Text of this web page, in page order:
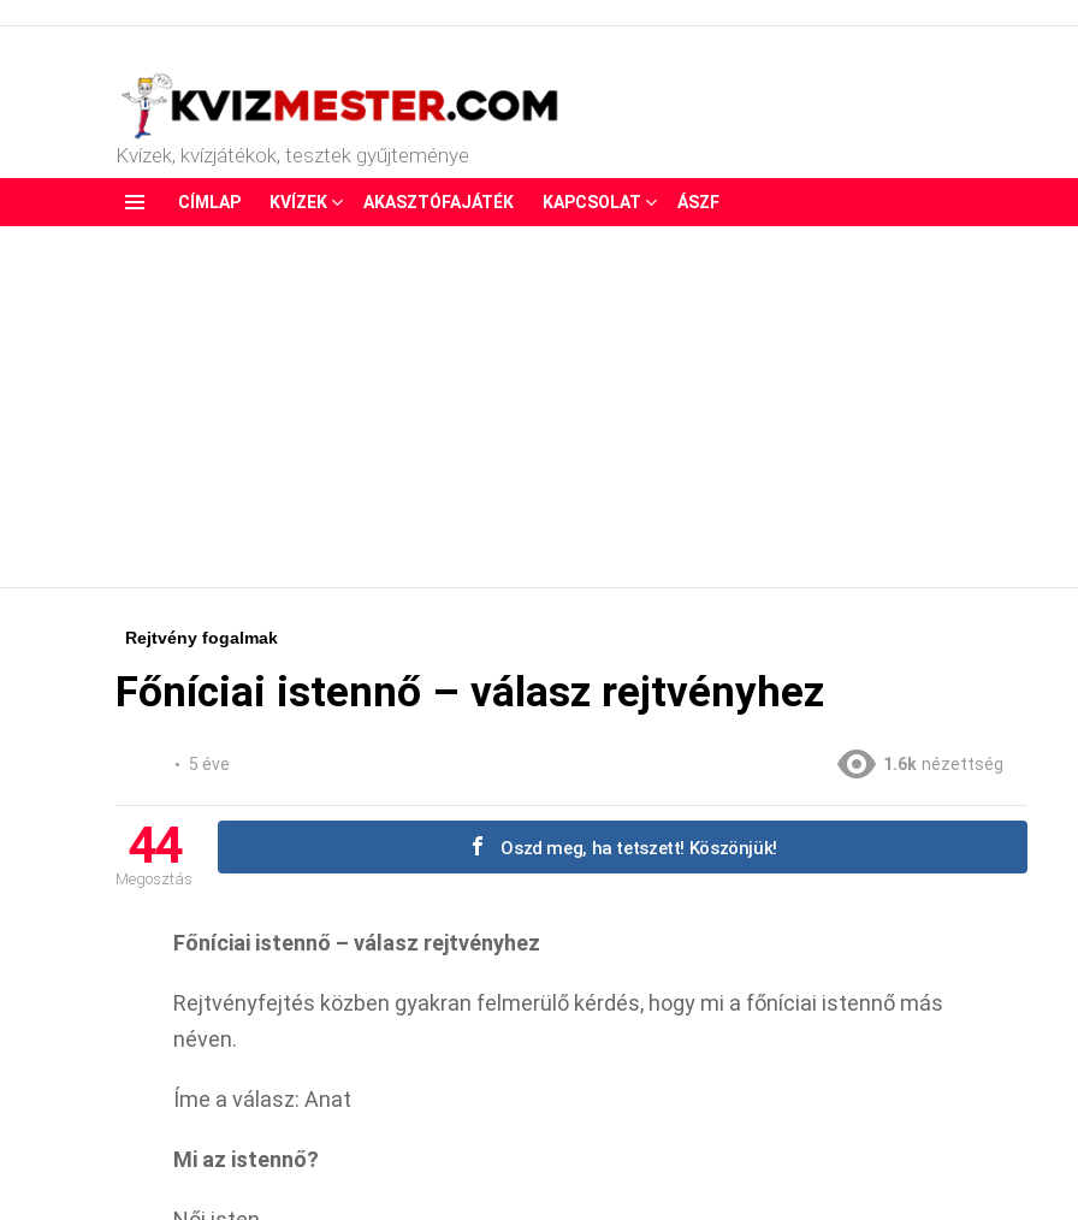
Kvízek, kvízjátékok, tesztek gyűjteménye
CÍMLAP KVÍZEK AKASZTÓFAJÁTÉK KAPCSOLAT ÁSZF
Rejtvény fogalmak
Főníciai istennő – válasz rejtvényhez
5 éve 1.6k nézettség
44
Megosztás
Oszd meg, ha tetszett! Köszönjük!
Főníciai istennő – válasz rejtvényhez
Rejtvényfejtés közben gyakran felmerülő kérdés, hogy mi a főníciai istennő más
néven.
Íme a válasz: Anat
Mi az istennő?